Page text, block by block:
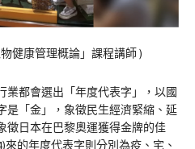
健康管理概論」課程講師 )
業都會選出「年度代表字」，以國
是「金」，象徵民生經濟緊縮、延
徵日本在巴黎奧運獲得金牌的佳
來的年度代表字則分別為疫、宅、